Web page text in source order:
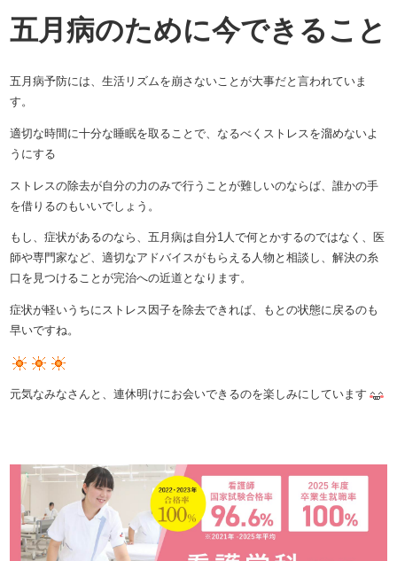
五月病のために今できること
五月病予防には、生活リズムを崩さないことが大事だと言われていま
す。
適切な時間に十分な睡眠を取ることで、なるべくストレスを溜めないよ
うにする
ストレスの除去が自分の力のみで行うことが難しいのならば、誰かの手
を借りるのもいいでしょう。
もし、症状があるのなら、五月病は自分1人で何とかするのではなく、医
師や専門家など、適切なアドバイスがもらえる人物と相談し、解決の糸
口を見つけることが完治への近道となります。
症状が軽いうちにストレス因子を除去できれば、もとの状態に戻るのも
早いですね。
元気なみなさんと、連休明けにお会いできるのを楽しみにしています